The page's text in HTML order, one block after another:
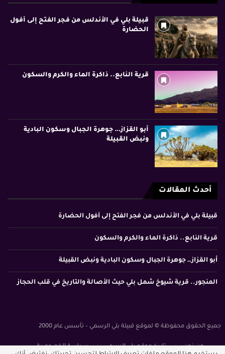
قبيلة بلي في الأندلس من فجر الفتح إلى أفول
الحضارة
قرية النابع.. ذاكرة الماء والكرم والسكون
أبو القزاز… جوهرة الجبال وسكون البادية
ونبض القبيلة
أحدث المقالات
قبيلة بلي في الأندلس من فجر الفتح إلى أفول الحضارة
قرية النابع.. ذاكرة الماء والكرم والسكون
أبو القزاز… جوهرة الجبال وسكون البادية ونبض القبيلة
المنجور.. قرية شيوخ شمل بلي حيث الأصالة والتاريخ في قلب الحجاز
جميع الحقوق محفوظة © لموقع قبيلة بلي الرسمي – تأسس عام 2000
من نحن تاريخ موقع بلي الرسمي سياسة الخصوصية